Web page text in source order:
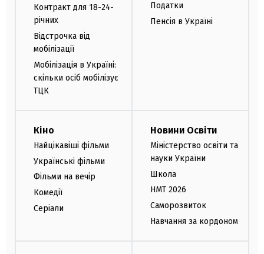
Контракт для 18-24-
річних
Відстрочка від
мобілізації
Мобілізація в Україні:
скільки осіб мобілізує
ТЦК
Податки
Пенсія в Україні
Кіно
Найцікавіші фільми
Українські фільми
Фільми на вечір
Комедії
Серіали
Новини Освіти
Міністерство освіти та
науки України
Школа
НМТ 2026
Саморозвиток
Навчання за кордоном